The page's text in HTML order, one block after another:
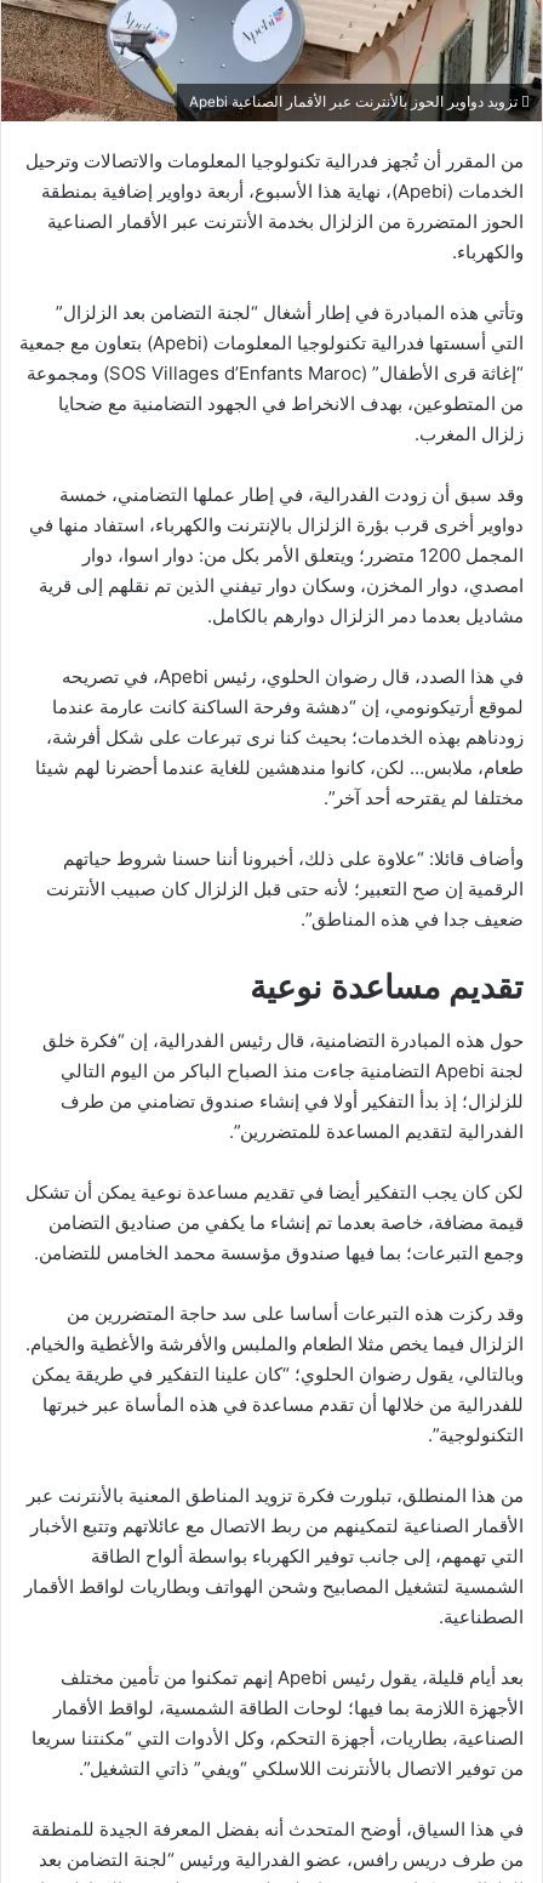
تزويد دواوير الحوز بالأنترنت عبر الأقمار الصناعية Apebi
من المقرر أن تُجهز فدرالية تكنولوجيا المعلومات والاتصالات وترحيل
الخدمات (Apebi)، نهاية هذا الأسبوع، أربعة دواوير إضافية بمنطقة
الحوز المتضررة من الزلزال بخدمة الأنترنت عبر الأقمار الصناعية
والكهرباء.
وتأتي هذه المبادرة في إطار أشغال “لجنة التضامن بعد الزلزال”
التي أسستها فدرالية تكنولوجيا المعلومات (Apebi) بتعاون مع جمعية
“إغاثة قرى الأطفال” (SOS Villages d’Enfants Maroc) ومجموعة
من المتطوعين، بهدف الانخراط في الجهود التضامنية مع ضحايا
زلزال المغرب.
وقد سبق أن زودت الفدرالية، في إطار عملها التضامني، خمسة
دواوير أخرى قرب بؤرة الزلزال بالإنترنت والكهرباء، استفاد منها في
المجمل 1200 متضرر؛ ويتعلق الأمر بكل من: دوار اسوا، دوار
امصدي، دوار المخزن، وسكان دوار تيفني الذين تم نقلهم إلى قرية
مشاديل بعدما دمر الزلزال دوارهم بالكامل.
في هذا الصدد، قال رضوان الحلوي، رئيس Apebi، في تصريحه
لموقع أرتيكونومي، إن “دهشة وفرحة الساكنة كانت عارمة عندما
زودناهم بهذه الخدمات؛ بحيث كنا نرى تبرعات على شكل أفرشة،
طعام، ملابس… لكن، كانوا مندهشين للغاية عندما أحضرنا لهم شيئا
مختلفا لم يقترحه أحد آخر”.
وأضاف قائلا: “علاوة على ذلك، أخبرونا أننا حسنا شروط حياتهم
الرقمية إن صح التعبير؛ لأنه حتى قبل الزلزال كان صبيب الأنترنت
ضعيف جدا في هذه المناطق”.
تقديم مساعدة نوعية
حول هذه المبادرة التضامنية، قال رئيس الفدرالية، إن “فكرة خلق
لجنة Apebi التضامنية جاءت منذ الصباح الباكر من اليوم التالي
للزلزال؛ إذ بدأ التفكير أولا في إنشاء صندوق تضامني من طرف
الفدرالية لتقديم المساعدة للمتضررين”.
لكن كان يجب التفكير أيضا في تقديم مساعدة نوعية يمكن أن تشكل
قيمة مضافة، خاصة بعدما تم إنشاء ما يكفي من صناديق التضامن
وجمع التبرعات؛ بما فيها صندوق مؤسسة محمد الخامس للتضامن.
وقد ركزت هذه التبرعات أساسا على سد حاجة المتضررين من
الزلزال فيما يخص مثلا الطعام والملبس والأفرشة والأغطية والخيام.
وبالتالي، يقول رضوان الحلوي؛ “كان علينا التفكير في طريقة يمكن
للفدرالية من خلالها أن تقدم مساعدة في هذه المأساة عبر خبرتها
التكنولوجية”.
من هذا المنطلق، تبلورت فكرة تزويد المناطق المعنية بالأنترنت عبر
الأقمار الصناعية لتمكينهم من ربط الاتصال مع عائلاتهم وتتبع الأخبار
التي تهمهم، إلى جانب توفير الكهرباء بواسطة ألواح الطاقة
الشمسية لتشغيل المصابيح وشحن الهواتف وبطاريات لواقط الأقمار
الصطناعية.
بعد أيام قليلة، يقول رئيس Apebi إنهم تمكنوا من تأمين مختلف
الأجهزة اللازمة بما فيها؛ لوحات الطاقة الشمسية، لواقط الأقمار
الصناعية، بطاريات، أجهزة التحكم، وكل الأدوات التي “مكنتنا سريعا
من توفير الاتصال بالأنترنت اللاسلكي “ويفي” ذاتي التشغيل”.
في هذا السياق، أوضح المتحدث أنه بفضل المعرفة الجيدة للمنطقة
من طرف دريس رافس، عضو الفدرالية ورئيس “لجنة التضامن بعد